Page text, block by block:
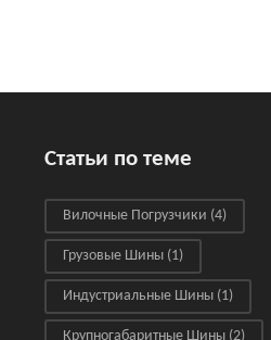
Статьи по теме
Вилочные Погрузчики (4)
Грузовые Шины (1)
Индустриальные Шины (1)
Крупногабаритные Шины (2)